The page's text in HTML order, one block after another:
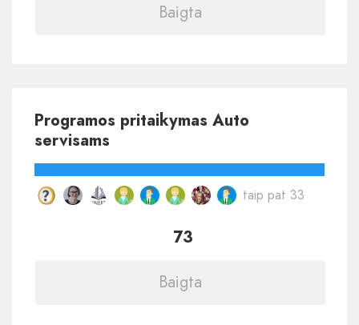
Baigta
73
Baigta
Programos pritaikymas Auto
servisams
taip pat 33